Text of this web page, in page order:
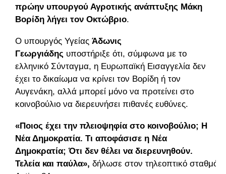
πρώην υπουργού Αγροτικής ανάπτυξης Μάκη
Βορίδη λήγει τον Οκτώβριο.
Ο υπουργός Υγείας Άδωνις
Γεωργιάδης υποστήριξε ότι, σύμφωνα με το
ελληνικό Σύνταγμα, η Ευρωπαϊκή Εισαγγελία δεν
έχει το δικαίωμα να κρίνει τον Βορίδη ή τον
Αυγενάκη, αλλά μπορεί μόνο να προτείνει στο
κοινοβούλιο να διερευνήσει πιθανές ευθύνες.
«Ποιος έχει την πλειοψηφία στο κοινοβούλιο; Η
Νέα Δημοκρατία. Τι αποφάσισε η Νέα
Δημοκρατία; Ότι δεν θέλει να διερευνηθούν.
Τελεία και παύλα», δήλωσε στον τηλεοπτικό σταθμό